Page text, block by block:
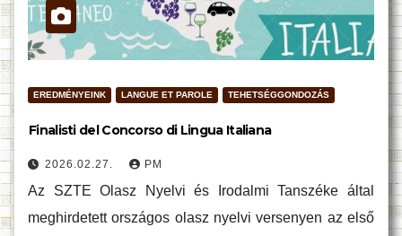
EREDMÉNYEINK LANGUE ET PAROLE TEHETSÉGGONDOZÁS
Finalisti del Concorso di Lingua Italiana
2026.02.27. PM
Az SZTE Olasz Nyelvi és Irodalmi Tanszéke által
meghirdetett országos olasz nyelvi versenyen az első